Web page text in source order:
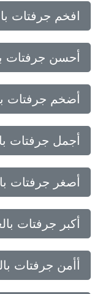
افخم جرفتات
أحسن جرفتات
أضخم جرفتات
أجمل جرفتات
أصغر جرفتات
أكبر جرفتات
أأمن جرفتات